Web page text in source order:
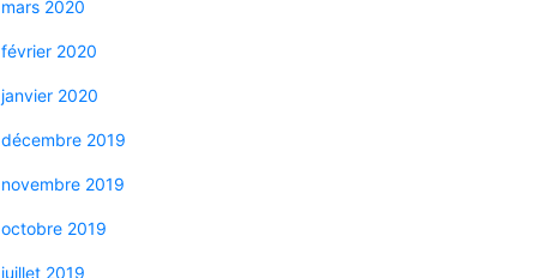
mars 2020
février 2020
janvier 2020
décembre 2019
novembre 2019
octobre 2019
juillet 2019